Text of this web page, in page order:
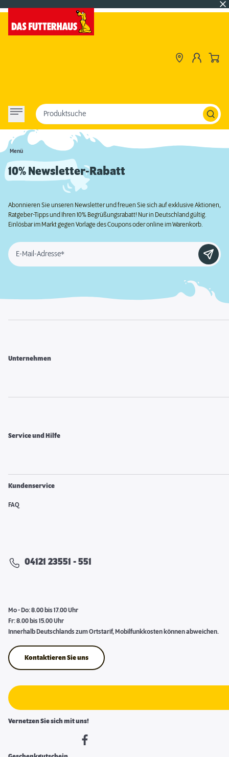
Menü
Produktsuche
10% Newsletter-Rabatt
Abonnieren Sie unseren Newsletter und freuen Sie sich auf exklusive Aktionen,
Ratgeber-Tipps und Ihren 10% Begrüßungsrabatt! Nur in Deutschland gültig.
Einlösbar im Markt gegen Vorlage des Coupons oder online im Warenkorb.
E-Mail-Adresse*
Unternehmen
Service und Hilfe
Kundenservice
FAQ
04121 23551 - 551
Mo - Do: 8.00 bis 17.00 Uhr
Fr: 8.00 bis 15.00 Uhr
Innerhalb Deutschlands zum Ortstarif, Mobilfunkkosten können abweichen.
Kontaktieren Sie uns
Vernetzen Sie sich mit uns!